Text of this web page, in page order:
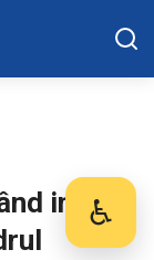
♿
in